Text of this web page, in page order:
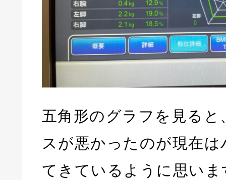
五角形のグラフを見る
スが悪かったのが現在
てきているように思いま